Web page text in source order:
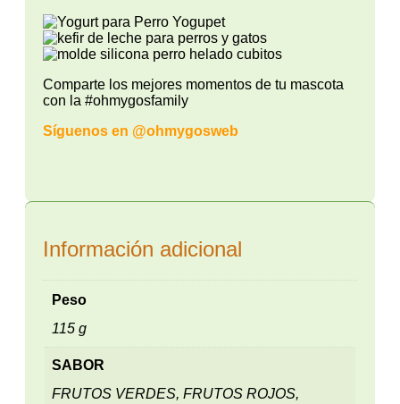
Comparte los mejores momentos de tu mascota
con la #ohmygosfamily
Síguenos en @ohmygosweb
Información adicional
Peso
115 g
SABOR
FRUTOS VERDES, FRUTOS ROJOS,